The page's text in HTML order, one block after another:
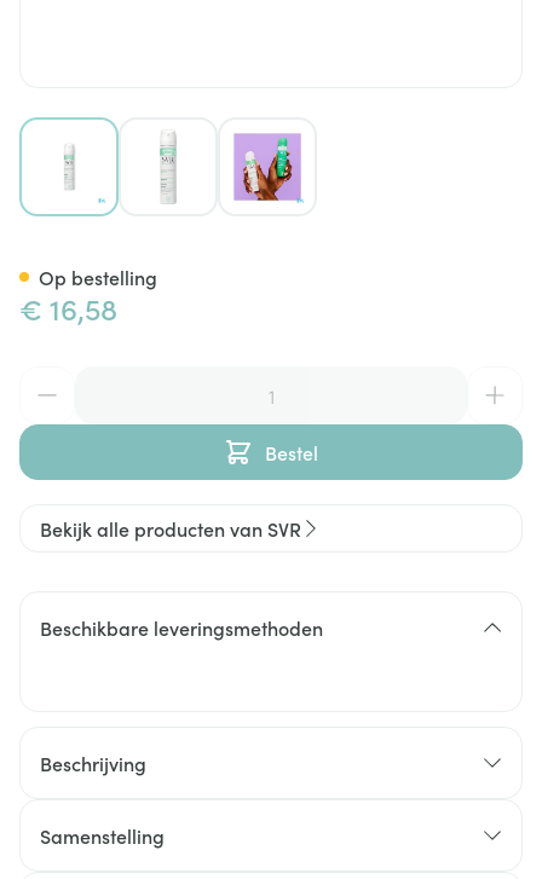
View larger imageView larger imageView larger image
€ 16,58
Bestel
Op bestelling
Bekijk alle producten van SVR
Beschikbare leveringsmethoden
Beschrijving
tegen
Samenstelling